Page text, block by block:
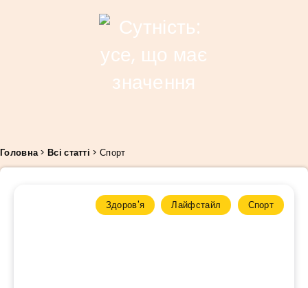
Головна>Всі статті > Спорт
Здоров'я Лайфстайл Спорт